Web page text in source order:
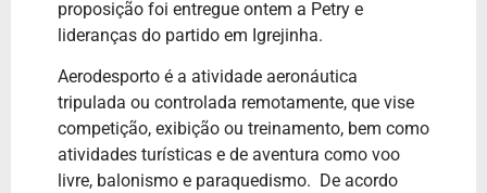
proposição foi entregue ontem a Petry e
lideranças do partido em Igrejinha.
Aerodesporto é a atividade aeronáutica
tripulada ou controlada remotamente, que vise
competição, exibição ou treinamento, bem como
atividades turísticas e de aventura como voo
livre, balonismo e paraquedismo. De acordo